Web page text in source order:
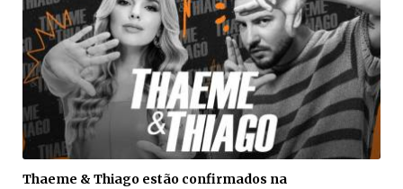
Thaeme & Thiago estão confirmados na